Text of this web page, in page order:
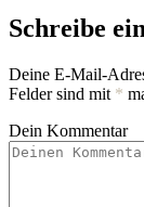
Schreibe
Deine E-Mail-
Felder sind mit *
Dein Kommentar